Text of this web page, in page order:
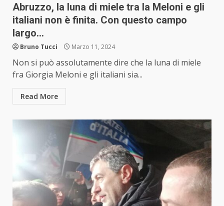
Abruzzo, la luna di miele tra la Meloni e gli
italiani non è finita. Con questo campo
largo…
Bruno Tucci Marzo 11, 2024
Non si può assolutamente dire che la luna di miele
fra Giorgia Meloni e gli italiani sia...
Read More